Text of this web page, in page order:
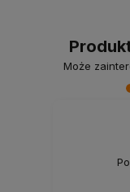
Może